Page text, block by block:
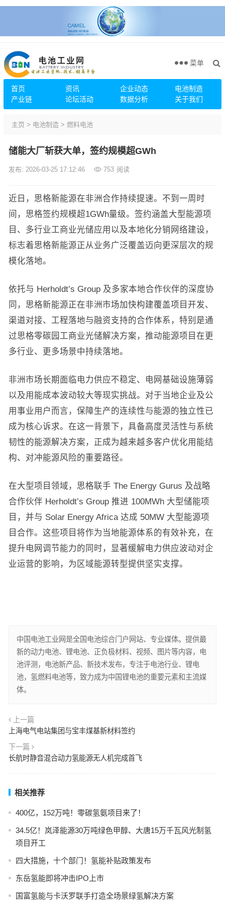
首页 资讯 企业动态
电池制造
产业链
论坛活动 数据分析 关于我们
菜单
主页 > 电池制造> 燃料电池
储能大厂斩获大单，签约规模超GWh
发布: 2026-03-25 17:12:46 753 阅读
近日，思格新能源在非洲合作持续提速。不到一周时
间，思格签约规模超1GWh量级。签约涵盖大型能源项
目、多行业工商业光储应用以及本地化分销网络建设，
标志着思格新能源正从业务广泛覆盖迈向更深层次的规
模化落地。
依托与 Herholdt’s Group 及多家本地合作伙伴的深度协
同，思格新能源正在非洲市场加快构建覆盖项目开发、
渠道对接、工程落地与融资支持的合作体系，特别是通
过思格零碳园工商业光储解决方案，推动能源项目在更
多行业、更多场景中持续落地。
非洲市场长期面临电力供应不稳定、电网基础设施薄弱
以及用能成本波动较大等现实挑战。对于当地企业及公
用事业用户而言，保障生产的连续性与能源的独立性已
成为核心诉求。在这一背景下，具备高度灵活性与系统
韧性的能源解决方案，正成为越来越多客户优化用能结
构、对冲能源风险的重要路径。
在大型项目领域，思格联手 The Energy Gurus 及战略
合作伙伴 Herholdt’s Group 推进 100MWh 大型储能项
目，并与 Solar Energy Africa 达成 50MW 大型能源项
目合作。这些项目将作为当地能源体系的有效补充，在
提升电网调节能力的同时，显著缓解电力供应波动对企
业运营的影响，为区域能源转型提供坚实支撑。
中国电池工业网是全国电池综合门户网站、专业媒体。提供最
新的动力电池、锂电池、正负极材料、视频、图片等内容，电
池评测，电池新产品、新技术发布，专注于电池行业、锂电
池，氢燃料电池等，致力成为中国锂电池的重要元素和主流媒
体。
上一篇
上海电气电站集团与宝丰煤基新材料签约
下一篇
长航时静音混合动力氢能源无人机完成首飞
相关推荐
400亿，152万吨！零碳氢氨项目来了！
34.5亿！岚泽能源30万吨绿色甲醇、大唐15万千瓦风光制氢
项目开工
四大措施，十个部门！氢能补贴政策发布
东岳氢能即将冲击IPO上市
国富氢能与卡沃罗联手打造全场景绿氢解决方案